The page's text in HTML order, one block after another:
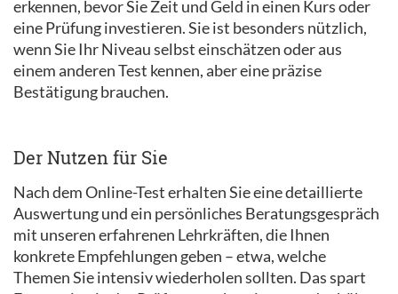
erkennen, bevor Sie Zeit und Geld in einen Kurs oder
eine Prüfung investieren. Sie ist besonders nützlich,
wenn Sie Ihr Niveau selbst einschätzen oder aus
einem anderen Test kennen, aber eine präzise
Bestätigung brauchen.​​
Der Nutzen für Sie
Nach dem Online-Test erhalten Sie eine detaillierte
Auswertung und ein persönliches Beratungsgespräch
mit unseren erfahrenen Lehrkräften, die Ihnen
konkrete Empfehlungen geben – etwa, welche
Themen Sie intensiv wiederholen sollten. Das spart